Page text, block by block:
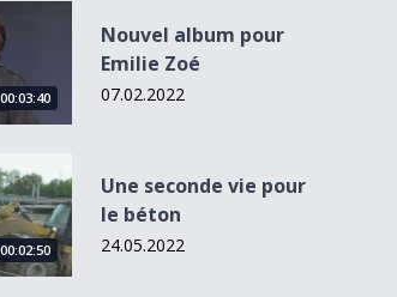
Emilie Zoé
00:03:40
Nouvel album pour
Emilie Zoé
07.02.2022
le béton
00:02:50
Une seconde vie pour
le béton
24.05.2022